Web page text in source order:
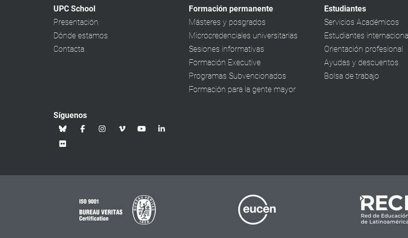
UPC School
Presentación
Dónde estamos
Contacta
Formación permanente
Másteres y posgrados
Microcredenciales universitarias
Sesiones informativas
Formación Executive
Programas Subvencionados
Formación para la gente mayor
Estudiantes
Servicios Académicos
Estudiantes
Orientación profesional
Ayudas y descuentos
Bolsa de trabajo
Síguenos